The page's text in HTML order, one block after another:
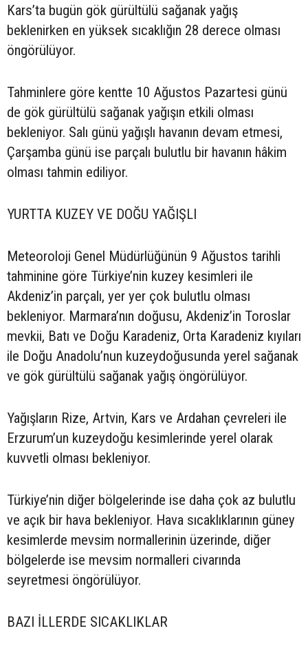
Kars’ta bugün gök gürültülü sağanak yağış
beklenirken en yüksek sıcaklığın 28 derece olması
öngörülüyor.
Tahminlere göre kentte 10 Ağustos Pazartesi günü
de gök gürültülü sağanak yağışın etkili olması
bekleniyor. Salı günü yağışlı havanın devam etmesi,
Çarşamba günü ise parçalı bulutlu bir havanın hâkim
olması tahmin ediliyor.
YURTTA KUZEY VE DOĞU YAĞIŞLI
Meteoroloji Genel Müdürlüğünün 9 Ağustos tarihli
tahminine göre Türkiye’nin kuzey kesimleri ile
Akdeniz’in parçalı, yer yer çok bulutlu olması
bekleniyor. Marmara’nın doğusu, Akdeniz’in Toroslar
mevkii, Batı ve Doğu Karadeniz, Orta Karadeniz kıyıları
ile Doğu Anadolu’nun kuzeydoğusunda yerel sağanak
ve gök gürültülü sağanak yağış öngörülüyor.
Yağışların Rize, Artvin, Kars ve Ardahan çevreleri ile
Erzurum’un kuzeydoğu kesimlerinde yerel olarak
kuvvetli olması bekleniyor.
Türkiye’nin diğer bölgelerinde ise daha çok az bulutlu
ve açık bir hava bekleniyor. Hava sıcaklıklarının güney
kesimlerde mevsim normallerinin üzerinde, diğer
bölgelerde ise mevsim normalleri civarında
seyretmesi öngörülüyor.
BAZI İLLERDE SICAKLIKLAR